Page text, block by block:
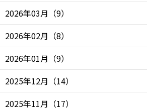
2026年03月 （9）
2026年02月 （8）
2026年01月 （9）
2025年12月 （14）
2025年11月 （17）